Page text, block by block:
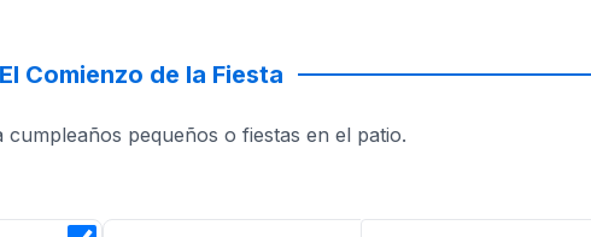
que nuestro brincolín Pub Party sea el escenario para las
El Comienzo de la Fiesta
cumpleaños pequeños o fiestas en el patio.